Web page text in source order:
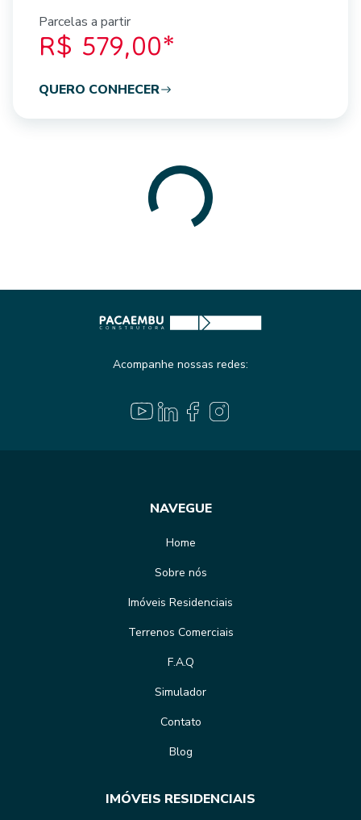
Parcelas a partir
R$ 579,00*
QUERO CONHECER
Acompanhe nossas redes:
NAVEGUE
Home
Sobre nós
Imóveis Residenciais
Terrenos Comerciais
F.A.Q
Simulador
Contato
Blog
IMÓVEIS RESIDENCIAIS